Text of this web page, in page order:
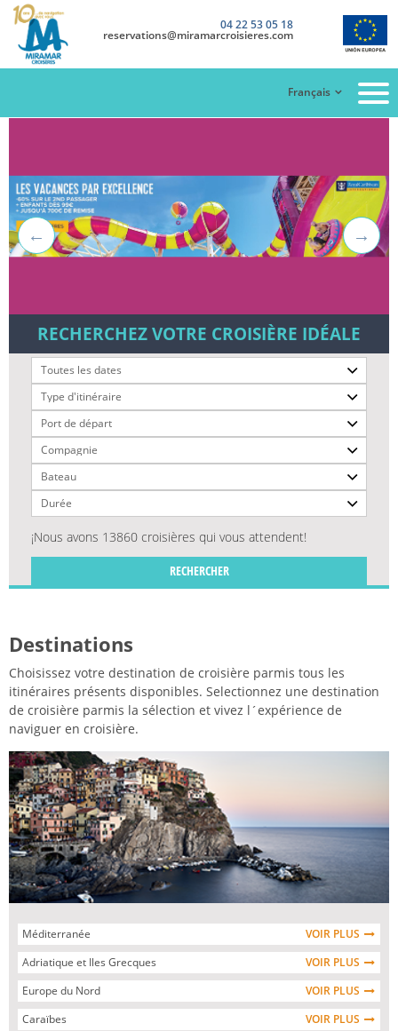
04 22 53 05 18
reservations@miramarcroisieres.com
Français
RECHERCHEZ VOTRE CROISIÈRE IDÉALE
¡Nous avons 13860 croisières qui vous attendent!
RECHERCHER
Destinations
Choisissez votre destination de croisière parmis tous les
itinéraires présents disponibles. Selectionnez une destination
de croisière parmis la sélection et vivez l´expérience de
naviguer en croisière.
Méditerranée
VOIR PLUS
Adriatique et Iles Grecques
VOIR PLUS
Europe du Nord
VOIR PLUS
Caraïbes
VOIR PLUS